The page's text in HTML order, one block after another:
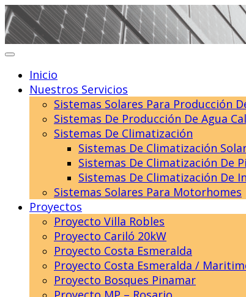
Skip
to
content
Inicio
Nuestros Servicios
Sistemas Solares Para Producción
Sistemas De Producción De Agua
Sistemas De Climatización
Sistemas De Climatización
Sistemas De Climatización De
Sistemas De Climatización De
Sistemas Solares Para Motorhomes
Proyectos
Proyecto Villa Robles
Proyecto Cariló 20kW
Proyecto Costa Esmeralda
Proyecto Costa Esmeralda /
Proyecto Bosques Pinamar